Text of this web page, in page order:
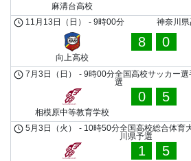
麻溝台高校
神奈川
11月13日（日） - 9時00分
向上高校
8 0
全国高校サッカー
選
7月3日（日） - 9時00分
相模原中等教育学校
0 5
全国高校総合体育
川県予選
5月3日（火） - 10時50分
1 5